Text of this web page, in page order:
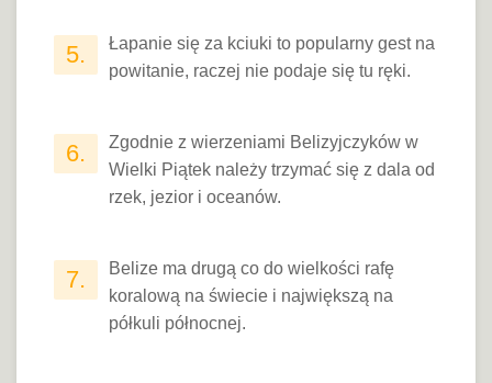
5.
Łapanie się za kciuki to popularny gest na
powitanie, raczej nie podaje się tu ręki.
6.
Zgodnie z wierzeniami Belizyjczyków w
Wielki Piątek należy trzymać się z dala od
rzek, jezior i oceanów.
7.
Belize ma drugą co do wielkości rafę
koralową na świecie i największą na
półkuli północnej.